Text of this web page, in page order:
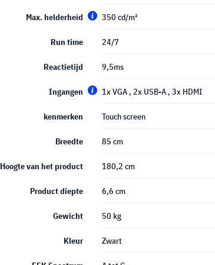
Max. helderheid 350 cd/m²
Run time 24/7
Reactietijd 9,5ms
Ingangen 1x VGA , 2x USB-A , 3x HDMI
kenmerken Touch screen
Breedte 85 cm
Hoogte van het product 180,2 cm
Product diepte 6,6 cm
Gewicht 50 kg
Kleur Zwart